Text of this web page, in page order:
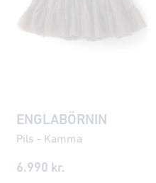
ENGLABÖRNIN
Pils - Kamma
6.990 kr.